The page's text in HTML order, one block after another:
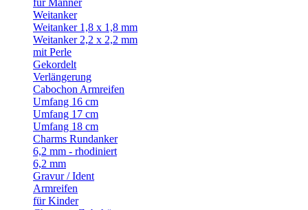
Weitanker
Weitanker 1,8 x 1,8 mm
Weitanker 2,2 x 2,2 mm
mit Perle
Gekordelt
Verlängerung
Cabochon Armreifen
Umfang 16 cm
Umfang 17 cm
Umfang 18 cm
Charms Rundanker
6,2 mm - rhodiniert
6,2 mm
Gravur / Ident
Armreifen
für Kinder